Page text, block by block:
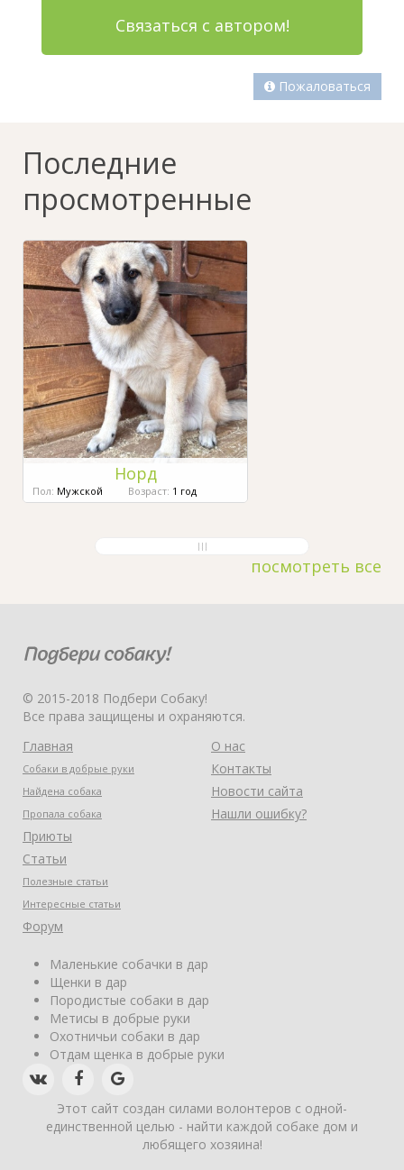
Связаться с автором!
Пожаловаться
Последние
просмотренные
Норд
Пол: Мужской Возраст: 1 год
посмотреть все
© 2015-2018 Подбери Собаку!
Все права защищены и охраняются.
Главная
Собаки в добрые руки
Найдена собака
Пропала собака
Приюты
Статьи
Полезные статьи
Интересные статьи
Форум
О нас
Контакты
Новости сайта
Нашли ошибку?
Маленькие собачки в дар
Щенки в дар
Породистые собаки в дар
Метисы в добрые руки
Охотничьи собаки в дар
Отдам щенка в добрые руки
Этот сайт создан силами волонтеров с одной-
единственной целью - найти каждой собаке дом и
любящего хозяина!